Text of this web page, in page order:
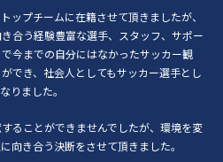
ップチームに在籍させて頂きましたが、
合う経験豊富な選手、スタッフ、サポー
今までの自分にはなかったサッカー観
でき、社会人としてもサッカー選手とし
りました。
ることができませんでしたが、環境を変
向き合う決断をさせて頂きました。